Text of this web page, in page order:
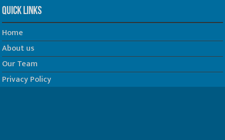
Quick Links
Home
About us
Our Team
Privacy Policy